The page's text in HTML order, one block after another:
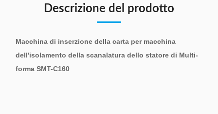
Descrizione del prodotto
Macchina di inserzione della carta per macchina
dell'isolamento della scanalatura dello statore di Multi-
forma SMT-C160